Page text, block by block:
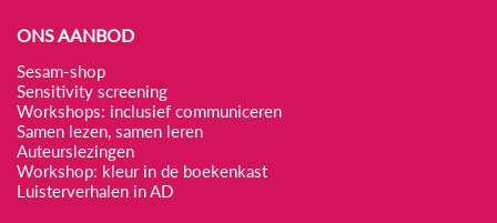
ONS AANBOD
Sesam-shop
Sensitivity screening
Workshops: inclusief communiceren
Samen lezen, samen leren
Auteurslezingen
Workshop: kleur in de boekenkast
Luisterverhalen in AD